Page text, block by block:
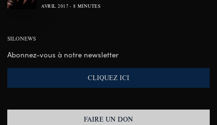
AVRIL 2017 8 MINUTES
SILONEWS
Abonnez-vous à notre newsletter
CLIQUEZ ICI
FAIRE UN DON